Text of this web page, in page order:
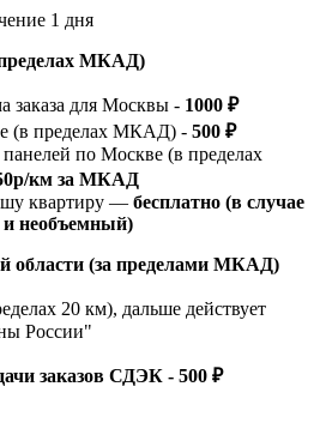
1 дня
МКАД)
заказа для Москвы - 1000 ₽
(в пределах МКАД) - 500 ₽
по Москве (в пределах
км за МКАД
квартиру — бесплатно (в случае
и необъемный)
области (за пределами МКАД)
20 км), дальше действует
России"
заказов СДЭК - 500 ₽